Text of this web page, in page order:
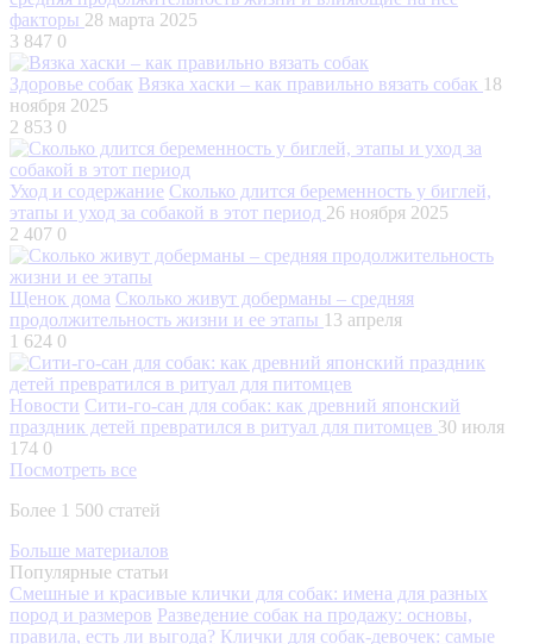
факторы 28 марта 2025
3 847 0
Здоровье собак Вязка хаски – как правильно вязать собак 18
ноября 2025
2 853 0
Уход и содержание Сколько длится беременность у биглей,
этапы и уход за собакой в этот период 26 ноября 2025
2 407 0
Щенок дома Сколько живут доберманы – средняя
продолжительность жизни и ее этапы 13 апреля
1 624 0
Новости Сити-го-сан для собак: как древний японский
праздник детей превратился в ритуал для питомцев 30 июля
174 0
Посмотреть все
Более 1 500 статей
Больше материалов
Популярные статьи
Смешные и красивые клички для собак: имена для разных
пород и размеров Разведение собак на продажу: основы,
правила, есть ли выгода? Клички для собак-девочек: самые